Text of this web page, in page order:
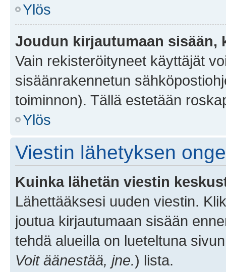
Ylös
Joudun kirjautumaan sisään,
Vain rekisteröityneet käyttäjät
sisäänrakennetun
toiminnon). Tällä estetään
Ylös
Viestin lähetyksen
Kuinka lähetän viestin
Lähettääksesi uuden viestin.
joutua kirjautumaan sisään
tehdä alueilla on lueteltuna
Voit äänestää, jne.) lista.